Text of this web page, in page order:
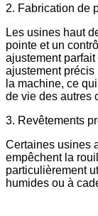
2. Fabrication de
Les usines haut
pointe et un
ajustement
ajustement
la machine, ce
de vie des autres
3. Revêtements
Certaines usines
empêchent la
particulièrement
humides ou à